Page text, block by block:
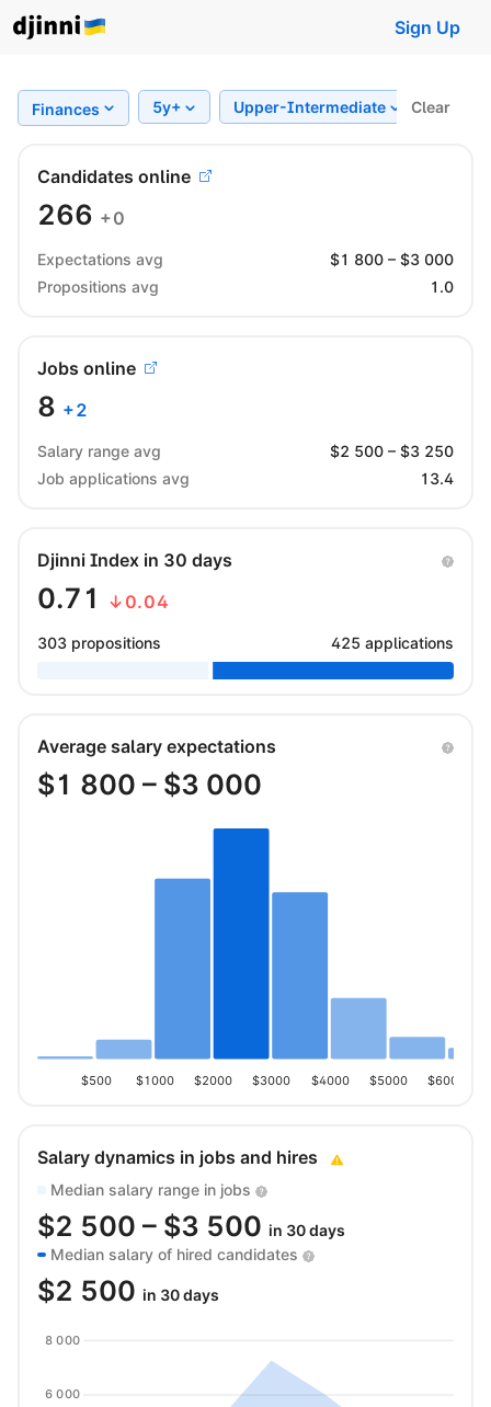
Sign Up
Finances 5y+ Upper-Intermediate Clear
Candidates online
266 +0
Expectations avg $1 800 – $3 000
Propositions avg
1.0
Jobs online
8 +2
Salary range avg $2 500 – $3 250
Job applications avg
13.4
Djinni Index in 30 days
0.71 ↓0.04
303 propositions 425 applications
Average salary expectations
$1 800 – $3 000
$500 $1000 $2000 $3000 $4000 $5000 $6000
Salary dynamics in jobs and hires
Median salary range in jobs
$2 500 – $3 500 in 30 days
Median salary of hired candidates
$2 500 in 30 days
6 000
8 000